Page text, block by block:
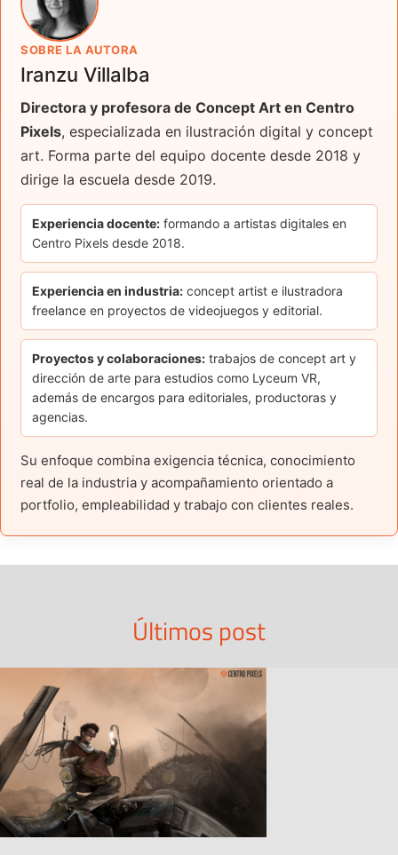
SOBRE LA AUTORA
Iranzu Villalba
Directora y profesora de Concept Art en Centro
Pixels, especializada en ilustración digital y concept
art. Forma parte del equipo docente desde 2018 y
dirige la escuela desde 2019.
Experiencia docente: formando a artistas digitales en
Centro Pixels desde 2018.
Experiencia en industria: concept artist e ilustradora
freelance en proyectos de videojuegos y editorial.
Proyectos y colaboraciones: trabajos de concept art y
dirección de arte para estudios como Lyceum VR,
además de encargos para editoriales, productoras y
agencias.
Su enfoque combina exigencia técnica, conocimiento
real de la industria y acompañamiento orientado a
portfolio, empleabilidad y trabajo con clientes reales.
Últimos post